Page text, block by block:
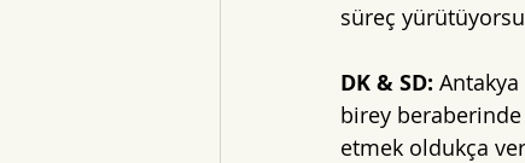
süreç
DK & SD:
birey
etmek oldukça